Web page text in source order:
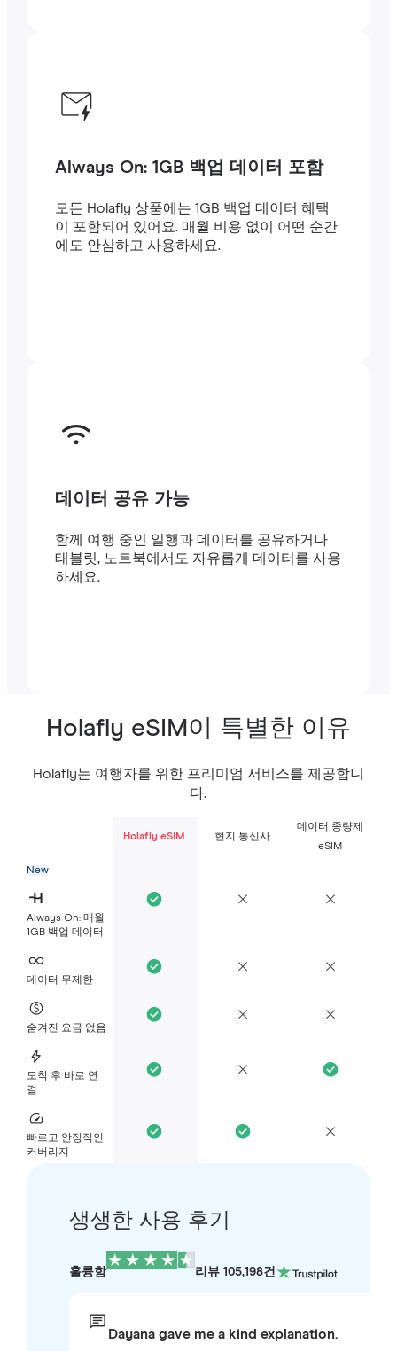
Always On: 1GB 백업 데이터 포함
모든 Holafly 상품에는 1GB 백업 데이터 혜택
이 포함되어 있어요. 매월 비용 없이 어떤 순간
에도 안심하고 사용하세요.
데이터 공유 가능
함께 여행 중인 일행과 데이터를 공유하거나
태블릿, 노트북에서도 자유롭게 데이터를 사용
하세요.
Holafly eSIM이 특별한 이유
Holafly는 여행자를 위한 프리미엄 서비스를 제공합니
다.
Holafly eSIM 현지 통신사
데이터 종량제
eSIM
New
Always On: 매월
1GB 백업 데이터
데이터 무제한
숨겨진 요금 없음
도착 후 바로 연
결
빠르고 안정적인
커버리지
생생한 사용 후기
훌륭함 리뷰 105,198건
Dayana gave me a kind explanation.